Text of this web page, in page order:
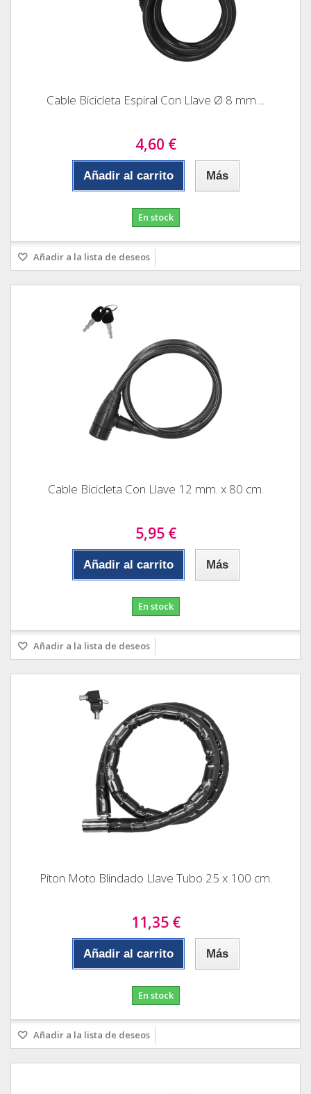
Cable Bicicleta Espiral Con Llave Ø 8 mm....
4,60 €
Añadir al carrito Más
En stock
Añadir a la lista de deseos
Cable Bicicleta Con Llave 12 mm. x 80 cm.
5,95 €
Añadir al carrito Más
En stock
Añadir a la lista de deseos
Piton Moto Blindado Llave Tubo 25 x 100 cm.
11,35 €
Añadir al carrito Más
En stock
Añadir a la lista de deseos